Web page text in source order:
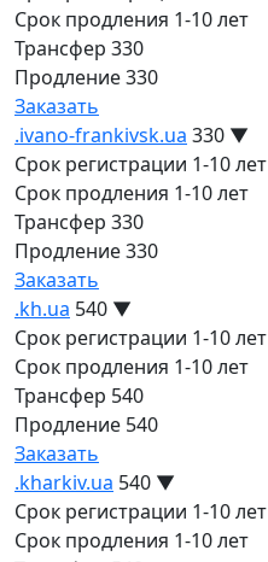
Срок продления 1-10 лет
Трансфер 330
Продление330
Заказать
.ivano-frankivsk.ua 330 ▼
Срок регистрации 1-10 лет
Срок продления 1-10 лет
Трансфер 330
Продление330
Заказать
.kh.ua 540 ▼
Срок регистрации 1-10 лет
Срок продления 1-10 лет
Трансфер 540
Продление 540
Заказать
.kharkiv.ua 540 ▼
Срок регистрации 1-10 лет
Срок продления 1-10 лет